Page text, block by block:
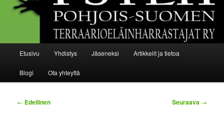
Etusivu Yhdistys Jäseneksi Artikkelit ja tietoa
Blogi Ota yhteyttä
Artikkelien
← Edellinen Seuraava →